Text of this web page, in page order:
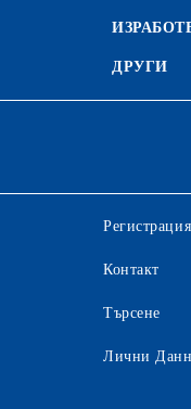
ДРУГИ
Регистрация
Контакт
Търсене
Лични